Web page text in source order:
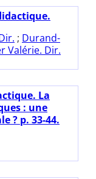
; Durand-
Valérie. Dir.
La
: une
? p. 33-44.